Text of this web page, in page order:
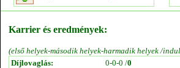
Karrier és eredmények:
(első helyek-második helyek-harmadik helyek /
Díjlovaglás:
0-0-0 /0